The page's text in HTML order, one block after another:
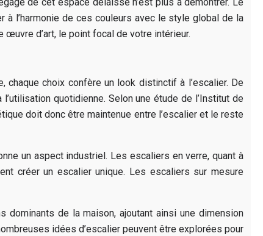
de cet espace délaissé n’est plus à démontrer. Le
l’harmonie de ces couleurs avec le style global de la
œuvre d’art, le point focal de votre intérieur.
choix confère un look distinctif à l’escalier. De
quotidienne. Selon une étude de l’Institut de
doit donc être maintenue entre l’escalier et le reste
un aspect industriel. Les escaliers en verre, quant à
créer un escalier unique. Les escaliers sur mesure
dominants de la maison, ajoutant ainsi une dimension
idées d’escalier peuvent être explorées pour